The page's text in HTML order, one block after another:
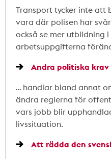
Transport tycker inte att
vara där polisen har
också se mer utbildning
arbetsuppgifterna
Andra politiska
… handlar bland annat
ändra reglerna för
vars jobb blir
livssituation.
Att rädda den